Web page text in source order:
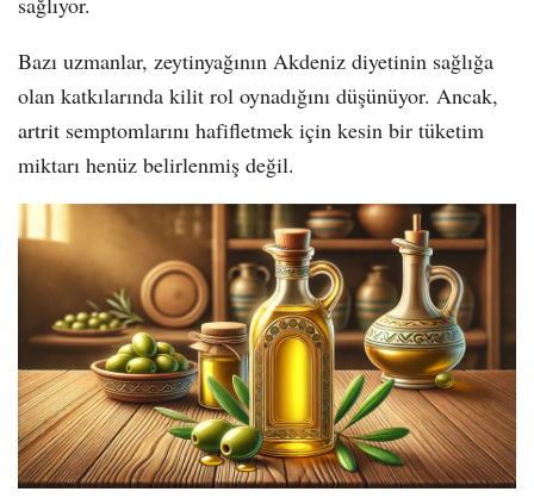
Bazı uzmanlar, zeytinyağının Akdeniz diyetinin sağlığa
olan katkılarında kilit rol oynadığını düşünüyor. Ancak,
artrit semptomlarını hafifletmek için kesin bir tüketim
miktarı henüz belirlenmiş değil.